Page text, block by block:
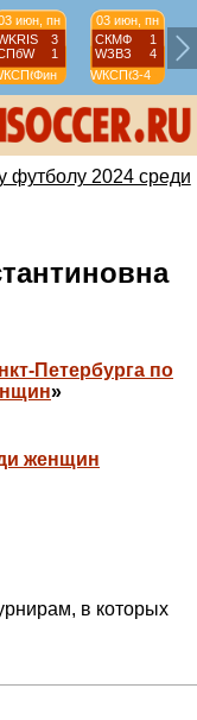
июн, пн
3
1
Фин
03 июн, пн
СКМФ
1
WЗВЗ
4
WКСПб3-4
футболу 2024 среди
Петербурга по
»
женщин
в которых